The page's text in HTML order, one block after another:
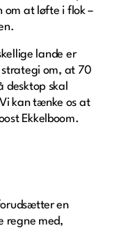
om at løfte i flok –
lande er
strategi om, at 70
desktop skal
kan tænke os at
Ekkelboom.
en
regne med,